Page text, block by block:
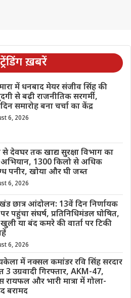
ट्रेंडिंग ख़बरें
में धनबाद मेयर संजीव सिंह की
से बढ़ी राजनीतिक सरगर्मी,
समारोह बना चर्चा का केंद्र
6, 2026
से देवघर तक खाद्य सुरक्षा विभाग का
अभियान, 1300 किलो से अधिक
पनीर, खोया और घी जब्त
6, 2026
छात्र आंदोलन: 13वें दिन निर्णायक
पहुंचा संघर्ष, प्रतिनिधिमंडल घोषित,
या बंद कमरे की वार्ता पर टिकी
6, 2026
में नक्सल कमांडर रवि सिंह सरदार
3 उग्रवादी गिरफ्तार, AKM-47,
रायफल और भारी मात्रा में गोला-
बरामद